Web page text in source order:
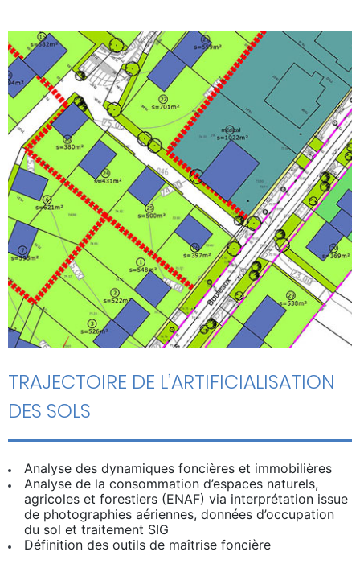
TRAJECTOIRE DE L’ARTIFICIALISATION
DES SOLS
Analyse des dynamiques foncières et immobilières
Analyse de la consommation d’espaces naturels,
agricoles et forestiers (ENAF) via interprétation issue
de photographies aériennes, données d’occupation
du sol et traitement SIG
Définition des outils de maîtrise foncière